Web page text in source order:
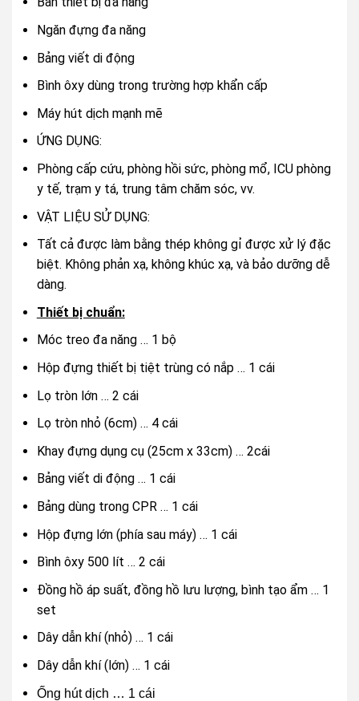
Ngăn đựng đa năng
Bảng viết di động
Bình ôxy dùng trong trường hợp khẩn cấp
Máy hút dịch mạnh mẽ
ỨNG DỤNG:
Phòng cấp cứu, phòng hồi sức, phòng mổ, ICU phòng
y tế, trạm y tá, trung tâm chăm sóc, vv.
VẬT LIỆU SỬ DỤNG:
Tất cả được làm bằng thép không gỉ được xử lý đặc
biệt. Không phản xạ, không khúc xạ, và bảo dưỡng dễ
dàng.
Thiết bị chuẩn:
Móc treo đa năng … 1 bộ
Hộp đựng thiết bị tiệt trùng có nắp … 1 cái
Lọ tròn lớn … 2 cái
Lọ tròn nhỏ (6cm) … 4 cái
Khay đựng dụng cụ (25cm x 33cm) … 2cái
Bảng viết di động … 1 cái
Bảng dùng trong CPR … 1 cái
Hộp đựng lớn (phía sau máy) … 1 cái
Bình ôxy 500 lít … 2 cái
Đồng hồ áp suất, đồng hồ lưu lượng, bình tạo ẩm … 1
set
Dây dẫn khí (nhỏ) … 1 cái
Dây dẫn khí (lớn) … 1 cái
Ống hút dịch … 1 cái